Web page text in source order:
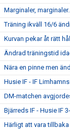
Marginaler,
Träning ikväll 16/6
Kurvan pekar åt rätt
Ändrad träningstid
Nära en pinne men
Husie IF - IF
DM-matchen
Bjärreds IF - Husie IF
Härligt att vara